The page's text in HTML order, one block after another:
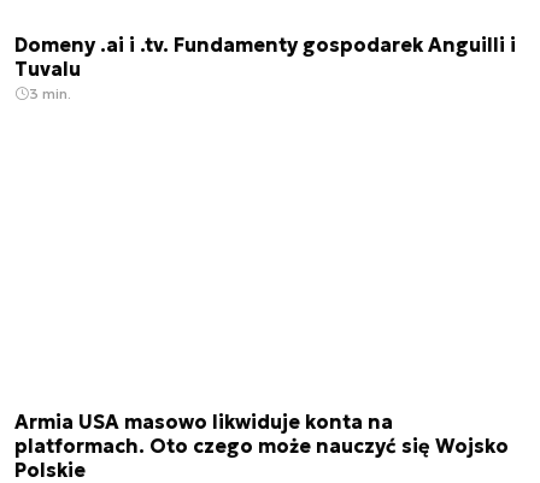
Domeny .ai i .tv. Fundamenty gospodarek Anguilli i
Tuvalu
3 min.
Armia USA masowo likwiduje konta na
platformach. Oto czego może nauczyć się Wojsko
Polskie